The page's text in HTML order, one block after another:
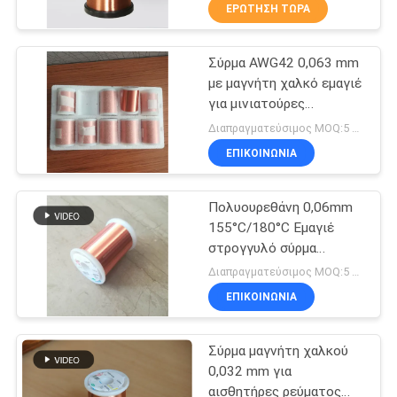
ΠΟΙΟΤΙΚΌΣ
ΈΛΕΓΧΟΣ
ΜΑΣ
ΕΛΆΤΕ
ΣΕ
ΕΠΑΦΉ
ΖΗΤΉΣΤΕ
Καλώδιο μαγνητών
194
Εξαιρετικά
σμαλτωμένο
πρόστιμο καλώδιο
201
ΕΡΏΤΗΣΗ ΤΏΡΑ
Σύρμα AWG42 0,063 mm
με μαγνήτη χαλκό εμαγιέ
για μινιατούρες
μετασχηματιστές RF
ΕΠΙΚΟΙΝΩΝΙΑ
Πολυουρεθάνη 0,06mm
155°C/180°C Εμαγιέ
στρογγυλό σύρμα
χαλκού για στερεό
μονωμένο χαλκό υψηλής
καθαρότητας
Διαπραγματεύσιμος MOQ:5 κιλά
ΕΠΙΚΟΙΝΩΝΙΑ
Σύρμα μαγνήτη χαλκού
0,032 mm για
αισθητήρες ρεύματος